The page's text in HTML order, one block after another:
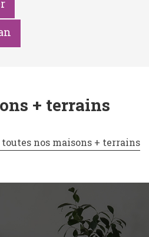
+ terrains
nos maisons + terrains